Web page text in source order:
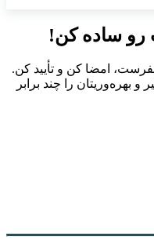
رو ساده کن!
امضا کن و تأیید کن.
بهره‌وریتان را چند برابر